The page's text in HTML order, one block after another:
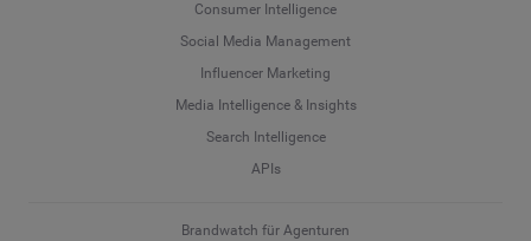
Consumer Intelligence
Social Media Management
Influencer Marketing
Media Intelligence & Insights
Search Intelligence
APIs
Brandwatch für Agenturen